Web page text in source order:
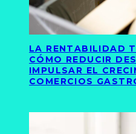
LA RENTABILIDAD
CÓMO REDUCIR
IMPULSAR EL
COMERCIOS